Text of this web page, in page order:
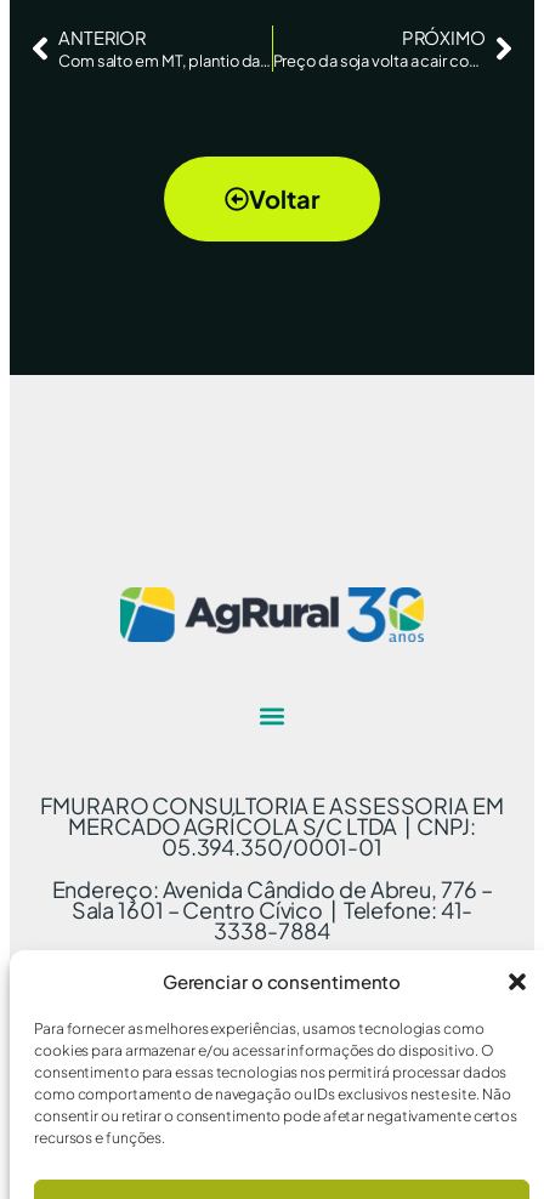
Gerenciar o consentimento
Para fornecer as melhores experiências, usamos tecnologias como
cookies para armazenar e/ou acessar informações do dispositivo. O
consentimento para essas tecnologias nos permitirá processar dados
como comportamento de navegação ou IDs exclusivos neste site. Não
consentir ou retirar o consentimento pode afetar negativamente certos
recursos e funções.
ANTERIOR
Com salto em MT, plantio da safrinha de milho chega a 50% no Centro-Sul, afirma AgRural
PRÓXIMO
Preço da soja volta a cair com pressão da safra no Brasil
Voltar
FMURARO CONSULTORIA E ASSESSORIA EM
MERCADO AGRÍCOLA S/C LTDA | CNPJ:
05.394.350/0001-01
Endereço: Avenida Cândido de Abreu, 776 –
Sala 1601 – Centro Cívico | Telefone: 41-
3338-7884